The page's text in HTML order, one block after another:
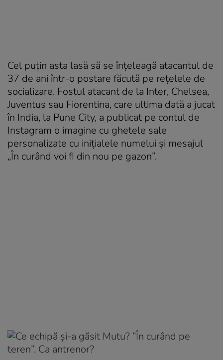
Cel puţin asta lasă să se înţeleagă atacantul de
37 de ani într-o postare făcută pe reţelele de
socializare. Fostul atacant de la Inter, Chelsea,
Juventus sau Fiorentina, care ultima dată a jucat
în India, la Pune City, a publicat pe contul de
Instagram o imagine cu ghetele sale
personalizate cu iniţialele numelui şi mesajul
„În curând voi fi din nou pe gazon”.